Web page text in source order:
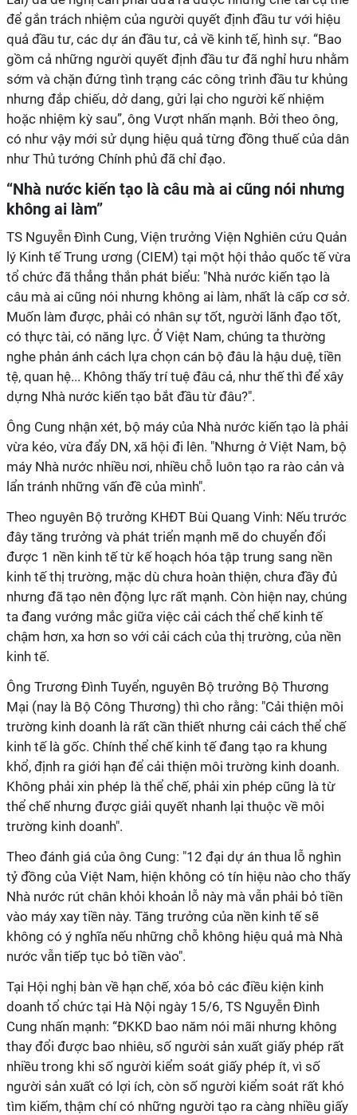
để gắn trách nhiệm của người quyết định đầu tư với hiệu
quả đầu tư, các dự án đầu tư, cả về kinh tế, hình sự. “Bao
gồm cả những người quyết định đầu tư đã nghỉ hưu nhằm
sớm và chặn đứng tình trạng các công trình đầu tư khủng
nhưng đắp chiếu, dở dang, gửi lại cho người kế nhiệm
hoặc nhiệm kỳ sau”, ông Vượt nhấn mạnh. Bởi theo ông,
có như vậy mới sử dụng hiệu quả từng đồng thuế của dân
như Thủ tướng Chính phủ đã chỉ đạo.
“Nhà nước kiến tạo là câu mà ai cũng nói nhưng
không ai làm”
TS Nguyễn Đình Cung, Viện trưởng Viện Nghiên cứu Quản
lý Kinh tế Trung ương (CIEM) tại một hội thảo quốc tế vừa
tổ chức đã thẳng thắn phát biểu: "Nhà nước kiến tạo là
câu mà ai cũng nói nhưng không ai làm, nhất là cấp cơ sở.
Muốn làm được, phải có nhân sự tốt, người lãnh đạo tốt,
có thực tài, có năng lực. Ở Việt Nam, chúng ta thường
nghe phản ánh cách lựa chọn cán bộ đâu là hậu duệ, tiền
tệ, quan hệ... Không thấy trí tuệ đâu cả, như thế thì để xây
dựng Nhà nước kiến tạo bắt đầu từ đâu?".
Ông Cung nhận xét, bộ máy của Nhà nước kiến tạo là phải
vừa kéo, vừa đẩy DN, xã hội đi lên. "Nhưng ở Việt Nam, bộ
máy Nhà nước nhiều nơi, nhiều chỗ luôn tạo ra rào cản và
lẩn tránh những vấn đề của mình".
Theo nguyên Bộ trưởng KHĐT Bùi Quang Vinh: Nếu trước
đây tăng trưởng và phát triển mạnh mẽ do chuyển đổi
được 1 nền kinh tế từ kế hoạch hóa tập trung sang nền
kinh tế thị trường, mặc dù chưa hoàn thiện, chưa đầy đủ
nhưng đã tạo nên động lực rất mạnh. Còn hiện nay, chúng
ta đang vướng mắc giữa việc cải cách thể chế kinh tế
chậm hơn, xa hơn so với cải cách của thị trường, của nền
kinh tế.
Ông Trương Đình Tuyển, nguyên Bộ trưởng Bộ Thương
Mại (nay là Bộ Công Thương) thì cho rằng: "Cải thiện môi
trường kinh doanh là rất cần thiết nhưng cải cách thể chế
kinh tế là gốc. Chính thể chế kinh tế đang tạo ra khung
khổ, định ra giới hạn để cải thiện môi trường kinh doanh.
Không phải xin phép là thể chế, phải xin phép cũng là từ
thể chế nhưng được giải quyết nhanh lại thuộc về môi
trường kinh doanh".
Theo đánh giá của ông Cung: "12 đại dự án thua lỗ nghìn
tỷ đồng của Việt Nam, hiện không có tín hiệu nào cho thấy
Nhà nước rút chân khỏi khoản lỗ này mà vẫn phải bỏ tiền
vào máy xay tiền này. Tăng trưởng của nền kinh tế sẽ
không có ý nghĩa nếu những chỗ không hiệu quả mà Nhà
nước vẫn tiếp tục bỏ tiền vào".
Tại Hội nghị bàn về hạn chế, xóa bỏ các điều kiện kinh
doanh tổ chức tại Hà Nội ngày 15/6, TS Nguyễn Đình
Cung nhấn mạnh: “ĐKKD bao năm nói mãi nhưng không
thay đổi được bao nhiêu, số người sản xuất giấy phép rất
nhiều trong khi số người kiểm soát giấy phép ít, vì số
người sản xuất có lợi ích, còn số người kiểm soát rất khó
tìm kiếm, thậm chí có những người tạo ra càng nhiều giấy